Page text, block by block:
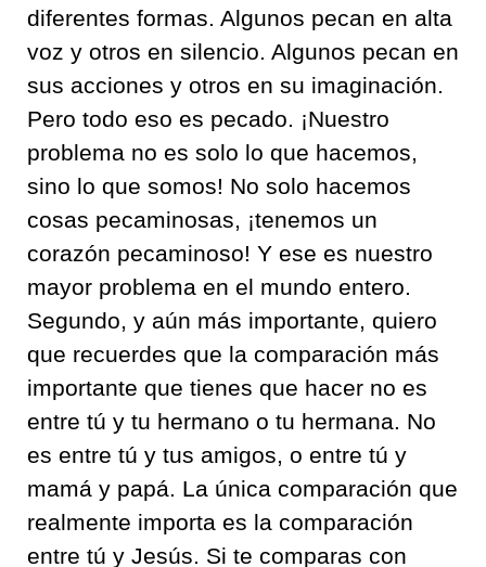
diferentes formas. Algunos pecan en alta
voz y otros en silencio. Algunos pecan en
sus acciones y otros en su imaginación.
Pero todo eso es pecado. ¡Nuestro
problema no es solo lo que hacemos,
sino lo que somos! No solo hacemos
cosas pecaminosas, ¡tenemos un
corazón pecaminoso! Y ese es nuestro
mayor problema en el mundo entero.
Segundo, y aún más importante, quiero
que recuerdes que la comparación más
importante que tienes que hacer no es
entre tú y tu hermano o tu hermana. No
es entre tú y tus amigos, o entre tú y
mamá y papá. La única comparación que
realmente importa es la comparación
entre tú y Jesús. Si te comparas con